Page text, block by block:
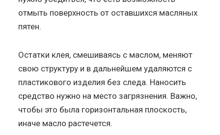
отмыть поверхность от оставшихся масляных
пятен.
Остатки клея, смешиваясь с маслом, меняют
свою структуру и в дальнейшем удаляются с
пластикового изделия без следа. Наносить
средство нужно на место загрязнения. Важно,
чтобы это была горизонтальная плоскость,
иначе масло растечется.